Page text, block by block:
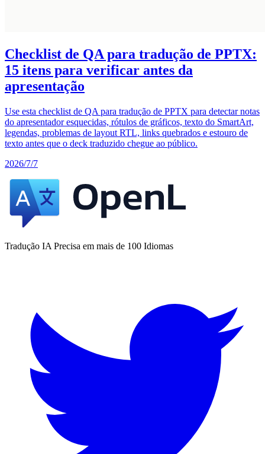
Checklist de QA para tradução de PPTX:
15 itens para verificar antes da
apresentação
Use esta checklist de QA para tradução de PPTX para detectar notas
do apresentador esquecidas, rótulos de gráficos, texto do SmartArt,
legendas, problemas de layout RTL, links quebrados e estouro de
texto antes que o deck traduzido chegue ao público.
2026/7/7
Tradução IA Precisa em mais de 100 Idiomas